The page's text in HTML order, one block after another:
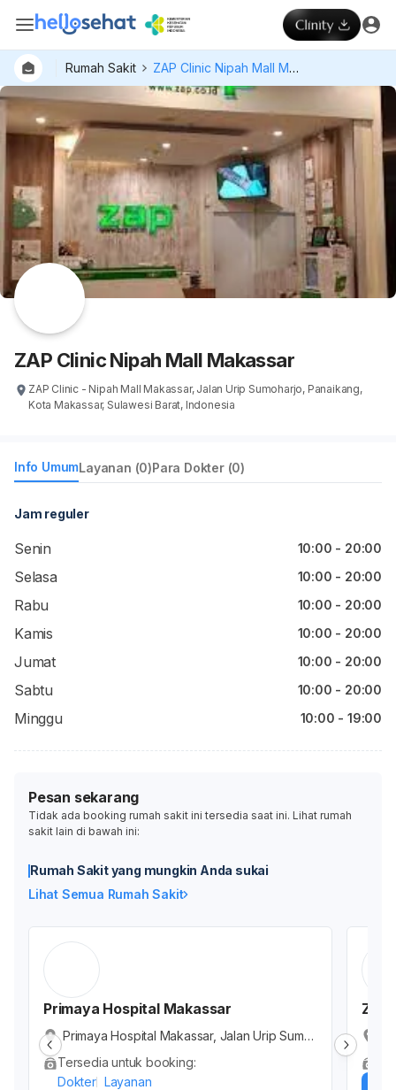
Rumah Sakit ZAP Clinic Nipah Mall Makassar
ZAP Clinic Nipah Mall Makassar
ZAP Clinic - Nipah Mall Makassar, Jalan Urip Sumoharjo, Panaikang,
Kota Makassar, Sulawesi Barat, Indonesia
Info UmumLayanan (0)Para Dokter (0)
Jam reguler
Senin 10:00 - 20:00
Selasa 10:00 - 20:00
Rabu 10:00 - 20:00
Kamis 10:00 - 20:00
Jumat 10:00 - 20:00
Sabtu 10:00 - 20:00
Minggu 10:00 - 19:00
Pesan sekarang
Tidak ada booking rumah sakit ini tersedia saat ini. Lihat rumah
sakit lain di bawah ini:
Rumah Sakit yang mungkin Anda sukai
Lihat Semua Rumah Sakit
Primaya Hospital Makassar
Primaya Hospital Makassar, Jalan Urip Sumo
harjo, Karuwisi Utara, Kota Makassar, Sulawe
si Selatan, Indonesia
Tersedia untuk booking:
Dokter Layanan
ZAP